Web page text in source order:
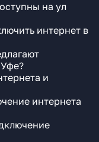
на ул
интернет в
и
интернета